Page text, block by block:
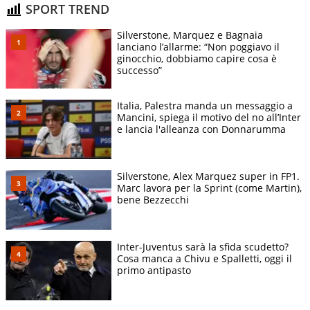
SPORT TREND
Silverstone, Marquez e Bagnaia
lanciano l’allarme: “Non poggiavo il
ginocchio, dobbiamo capire cosa è
successo”
Italia, Palestra manda un messaggio a
Mancini, spiega il motivo del no all’Inter
e lancia l'alleanza con Donnarumma
Silverstone, Alex Marquez super in FP1.
Marc lavora per la Sprint (come Martin),
bene Bezzecchi
Inter-Juventus sarà la sfida scudetto?
Cosa manca a Chivu e Spalletti, oggi il
primo antipasto